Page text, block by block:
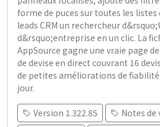
forme de puces sur toutes les listes
leads CRM un rechercheur
d&rsquo;entreprise en un clic. La
AppSource gagne une vraie page
de devise en direct couvrant 16
de petites améliorations de
jour.
Version 1.322.85
Notes de